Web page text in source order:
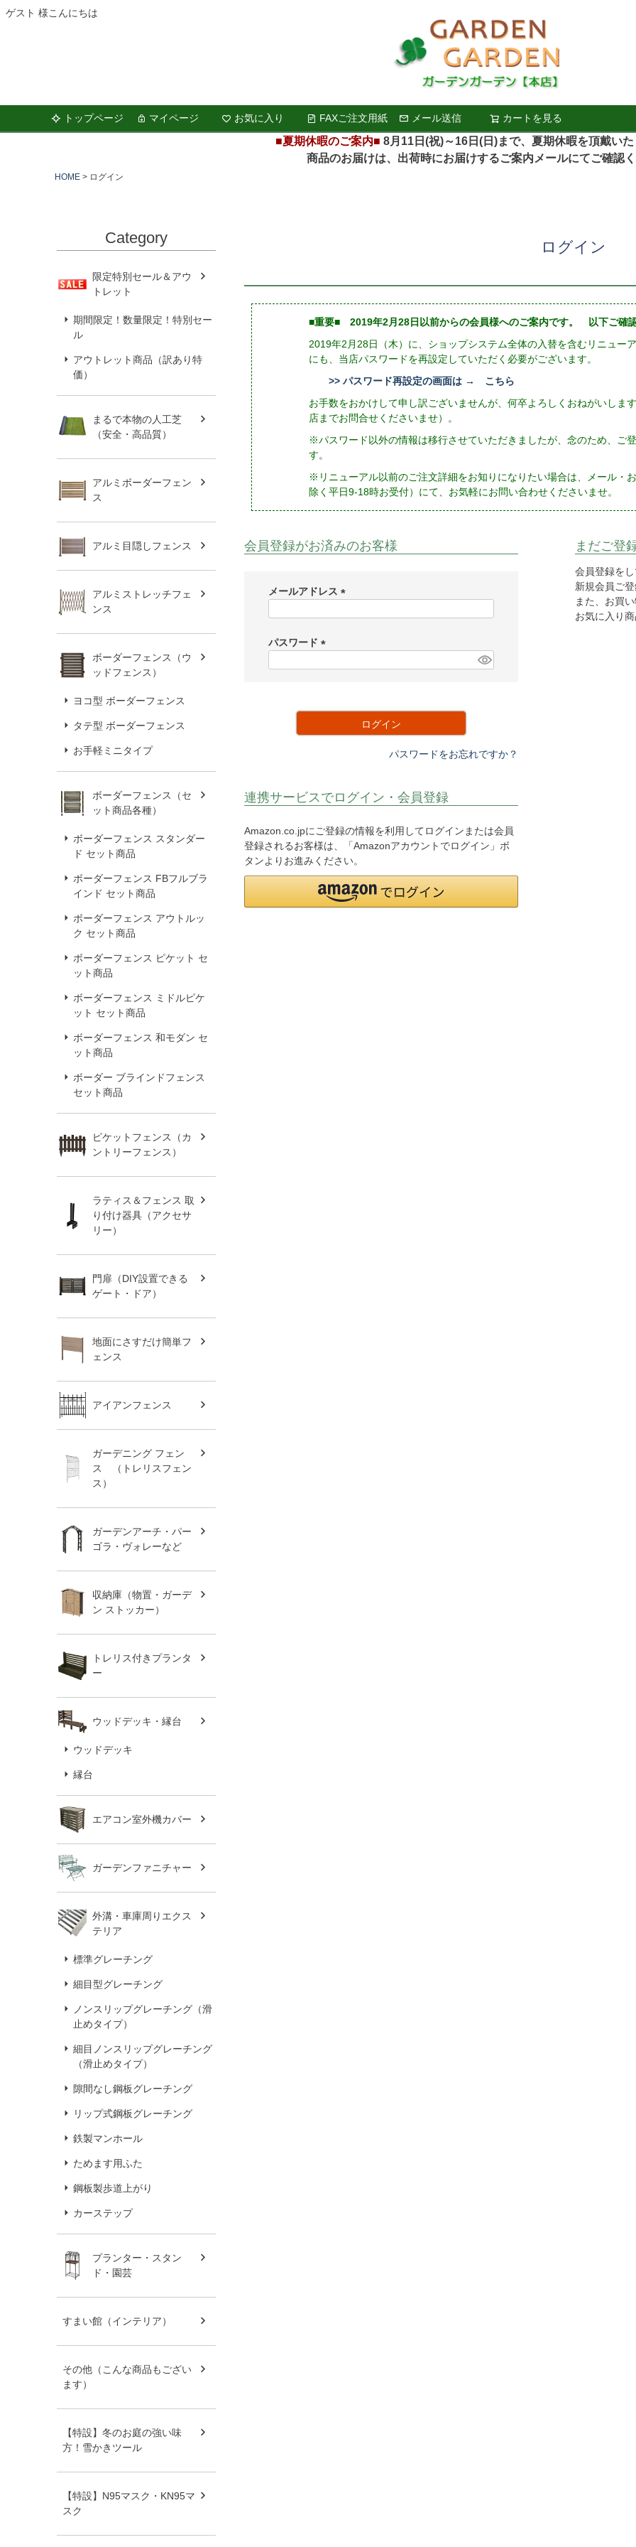
ゲスト 様こんにちは
トップページ マイページ お気に入り FAXご注文用紙 メール送信 カートを見る
検索
■夏期休暇のご案内■ 8月11日(祝)～16日(日)まで、夏期休暇を頂戴い
商品のお届けは、出荷時にお届けするご案内メールにてご確認く
HOME ログイン
Category
限定特別セール＆アウ
トレット
期間限定！数量限定！特別セー
ル
アウトレット商品（訳あり特
価）
まるで本物の人工芝
（安全・高品質）
アルミボーダーフェン
ス
アルミ目隠しフェンス
アルミストレッチフェ
ンス
ボーダーフェンス（ウ
ッドフェンス）
ヨコ型 ボーダーフェンス
タテ型 ボーダーフェンス
お手軽ミニタイプ
ボーダーフェンス（セ
ット商品各種）
ボーダーフェンス スタンダー
ド セット商品
ボーダーフェンス FBフルブラ
インド セット商品
ボーダーフェンス アウトルッ
ク セット商品
ボーダーフェンス ピケット セ
ット商品
ボーダーフェンス ミドルピケ
ット セット商品
ボーダーフェンス 和モダン セ
ット商品
ボーダー ブラインドフェンス
セット商品
ピケットフェンス（カ
ントリーフェンス）
ラティス＆フェンス 取
り付け器具（アクセサ
リー）
門扉（DIY設置できる
ゲート・ドア）
地面にさすだけ簡単フ
ェンス
アイアンフェンス
ガーデニング フェン
ス （トレリスフェン
ス）
ガーデンアーチ・パー
ゴラ・ヴォレーなど
収納庫（物置・ガーデ
ン ストッカー）
トレリス付きプランタ
ー
ウッドデッキ・縁台
ウッドデッキ
縁台
エアコン室外機カバー
ガーデンファニチャー
外溝・車庫周りエクス
テリア
標準グレーチング
細目型グレーチング
ノンスリップグレーチング（滑
止めタイプ）
細目ノンスリップグレーチング
（滑止めタイプ）
隙間なし鋼板グレーチング
リップ式鋼板グレーチング
鉄製マンホール
ためます用ふた
鋼板製歩道上がり
カーステップ
プランター・スタン
ド・園芸
すまい館（インテリア）
その他（こんな商品もござい
ます）
【特設】冬のお庭の強い味
方！雪かきツール
【特設】N95マスク・KN95マ
スク
ログイン
■重要■ 2019年2月28日以前からの会員様へのご案内です。 以下ご確
2019年2月28日（木）に、ショップシステム全体の入替を含むリニュー
にも、当店パスワードを再設定していただく必要がございます。
>> パスワード再設定の画面は → こちら
お手数をおかけして申し訳ございませんが、何卒よろしくおねがいし
店までお問合せくださいませ）。
※パスワード以外の情報は移行させていただきましたが、念のため、ご
す。
※リニューアル以前のご注文詳細をお知りになりたい場合は、メール
除く平日9-18時お受付）にて、お気軽にお問い合わせくださいませ。
会員登録がお済みのお客様
メールアドレス
)
パスワード
ログイン
パスワードをお忘れですか？
連携サービスでログイン・会員登録
Amazon.co.jpにご登録の情報を利用してログインまたは会員
登録されるお客様は、「Amazonアカウントでログイン」ボ
タンよりお進みください。
まだご登
会員登録を
新規会員ご
また、お買
お気に入り